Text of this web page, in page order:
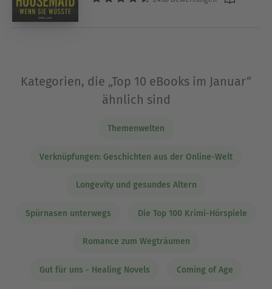
Kategorien, die „Top 10 eBooks im Januar“
ähnlich sind
Themenwelten
Verknüpfungen: Geschichten aus der Online-Welt
Longevity und gesundes Altern
Spürnasen unterwegs Die Top 100 Krimi-Hörspiele
Romance zum Wegträumen
Gut für uns - Healing Novels Coming of Age